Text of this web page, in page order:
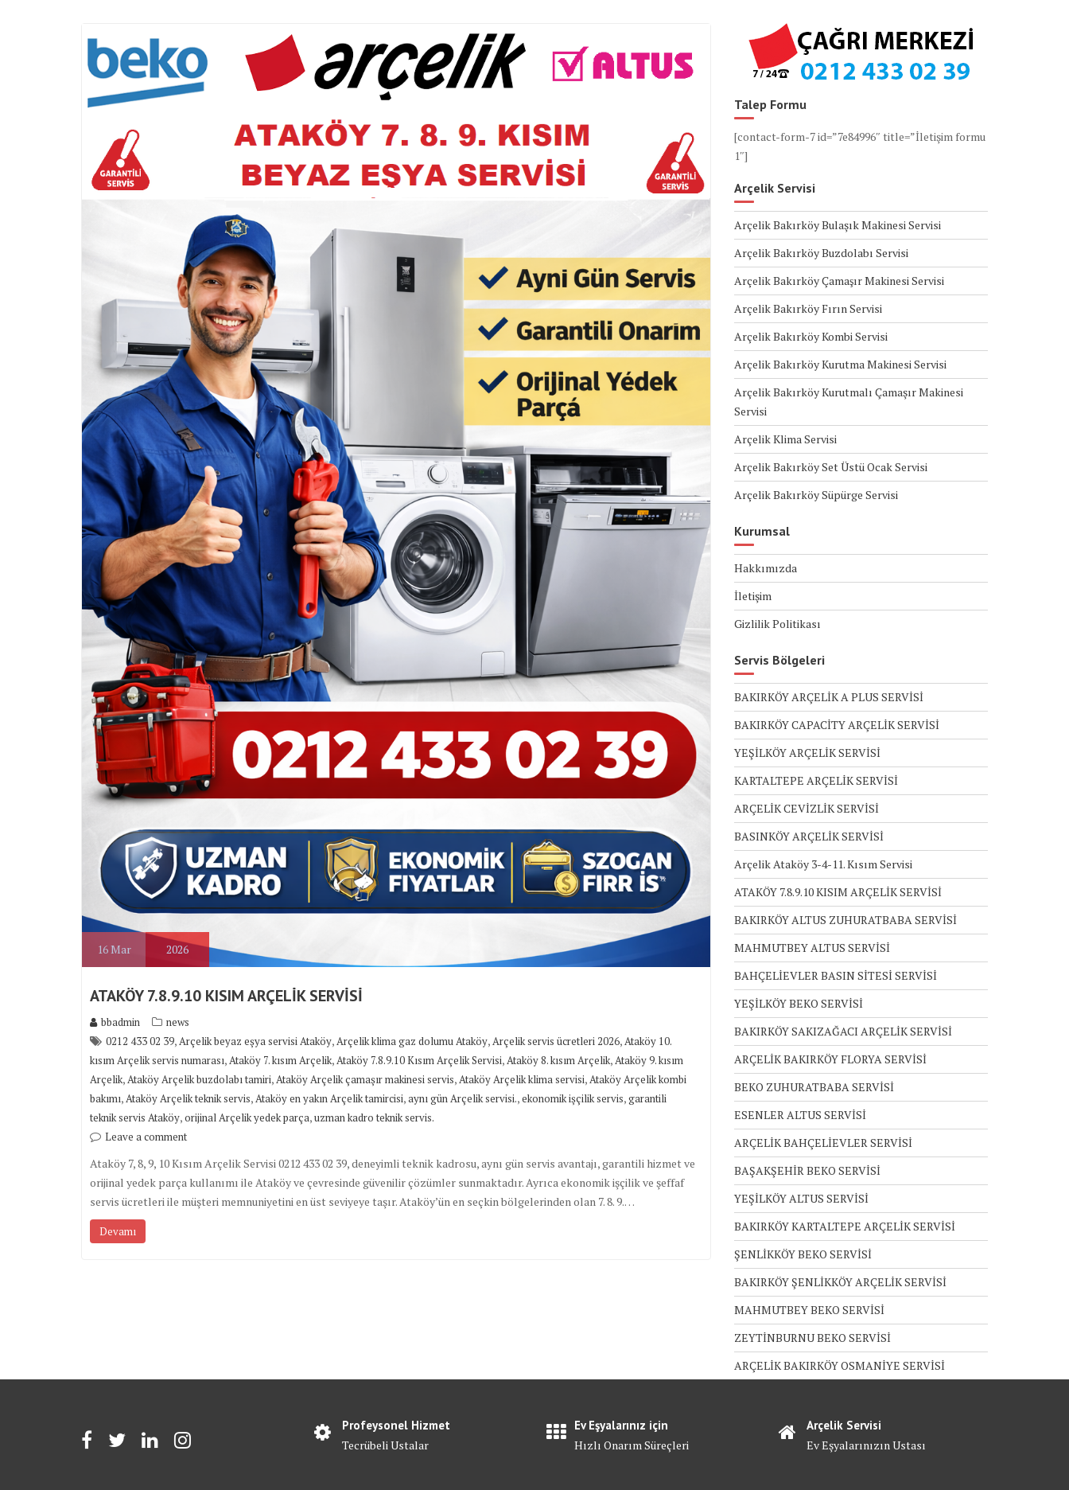
16Mar 2026
ATAKÖY 7.8.9.10 KISIM ARÇELİK SERVİSİ
bbadmin
news
0212 433 02 39,Arçelik beyaz eşya servisi Ataköy,Arçelik klima gaz dolumu Ataköy,Arçelik servis ücretleri 2026,Ataköy 10.
kısım Arçelik servis numarası,Ataköy 7. kısım Arçelik,Ataköy 7.8.9.10 Kısım Arçelik Servisi,Ataköy 8. kısım Arçelik,Ataköy 9. kısım
Arçelik,Ataköy Arçelik buzdolabı tamiri,Ataköy Arçelik çamaşır makinesi servis,Ataköy Arçelik klima servisi,Ataköy Arçelik kombi
bakımı,Ataköy Arçelik teknik servis,Ataköy en yakın Arçelik tamircisi,aynı gün Arçelik servisi.,ekonomik işçilik servis,garantili
teknik servis Ataköy,orijinal Arçelik yedek parça,uzman kadro teknik servis.
Leave a comment
Ataköy 7, 8, 9, 10 Kısım Arçelik Servisi 0212 433 02 39, deneyimli teknik kadrosu, aynı gün servis avantajı, garantili hizmet ve
orijinal yedek parça kullanımı ile Ataköy ve çevresinde güvenilir çözümler sunmaktadır. Ayrıca ekonomik işçilik ve şeffaf
servis ücretleri ile müşteri memnuniyetini en üst seviyeye taşır. Ataköy’ün en seçkin bölgelerinden olan 7. 8. 9.…
Devamı
Talep Formu
[contact-form-7 id=”7e84996″ title=”İletişim formu
1″]
Arçelik Servisi
Arçelik Bakırköy Bulaşık Makinesi Servisi
Arçelik Bakırköy Buzdolabı Servisi
Arçelik Bakırköy Çamaşır Makinesi Servisi
Arçelik Bakırköy Fırın Servisi
Arçelik Bakırköy Kombi Servisi
Arçelik Bakırköy Kurutma Makinesi Servisi
Arçelik Bakırköy Kurutmalı Çamaşır Makinesi
Servisi
Arçelik Klima Servisi
Arçelik Bakırköy Set Üstü Ocak Servisi
Arçelik Bakırköy Süpürge Servisi
Kurumsal
Hakkımızda
İletişim
Gizlilik Politikası
Servis Bölgeleri
BAKIRKÖY ARÇELİK A PLUS SERVİSİ
BAKIRKÖY CAPACİTY ARÇELİK SERVİSİ
YEŞİLKÖY ARÇELİK SERVİSİ
KARTALTEPE ARÇELİK SERVİSİ
ARÇELİK CEVİZLİK SERVİSİ
BASINKÖY ARÇELİK SERVİSİ
Arçelik Ataköy 3-4-11. Kısım Servisi
ATAKÖY 7.8.9.10 KISIM ARÇELİK SERVİSİ
BAKIRKÖY ALTUS ZUHURATBABA SERVİSİ
MAHMUTBEY ALTUS SERVİSİ
BAHÇELİEVLER BASIN SİTESİ SERVİSİ
YEŞİLKÖY BEKO SERVİSİ
BAKIRKÖY SAKIZAĞACI ARÇELİK SERVİSİ
ARÇELİK BAKIRKÖY FLORYA SERVİSİ
BEKO ZUHURATBABA SERVİSİ
ESENLER ALTUS SERVİSİ
ARÇELİK BAHÇELİEVLER SERVİSİ
BAŞAKŞEHİR BEKO SERVİSİ
YEŞİLKÖY ALTUS SERVİSİ
BAKIRKÖY KARTALTEPE ARÇELİK SERVİSİ
ŞENLİKKÖY BEKO SERVİSİ
BAKIRKÖY ŞENLİKKÖY ARÇELİK SERVİSİ
MAHMUTBEY BEKO SERVİSİ
ZEYTİNBURNU BEKO SERVİSİ
ARÇELİK BAKIRKÖY OSMANİYE SERVİSİ
Profeysonel Hizmet
Tecrübeli Ustalar
Ev Eşyalarınız için
Hızlı Onarım Süreçleri
Arçelik Servisi
Ev Eşyalarınızın Ustası